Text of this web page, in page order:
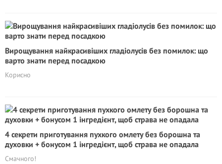
Вирощування найкрасивіших гладіолусів без помилок: що
варто знати перед посадкою
Корисно
4 секрети приготування пухкого омлету без борошна та
духовки + бонусом 1 інгредієнт, щоб страва не опадала
Смачного!